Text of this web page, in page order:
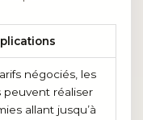
négociés, les
peuvent réaliser
allant jusqu’à